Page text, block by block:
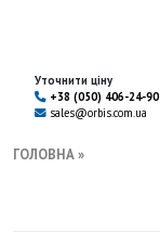
Уточнити ціну
+38 (050) 406-24-90
sales@orbis.com.ua
ГОЛОВНА»